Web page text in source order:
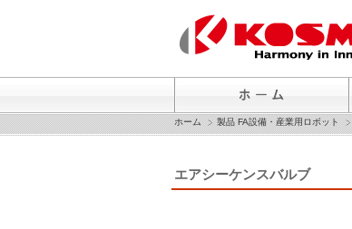
ホーム 製品 FA設備・産業用ロボット
エアシーケンスバルブ